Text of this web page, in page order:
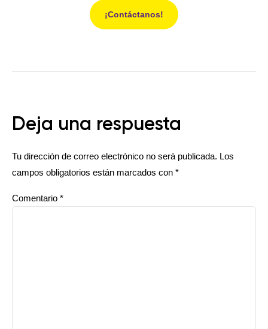
¡Contáctanos!
Deja una respuesta
Tu dirección de correo electrónico no será publicada. Los
campos obligatorios están marcados con *
Comentario *